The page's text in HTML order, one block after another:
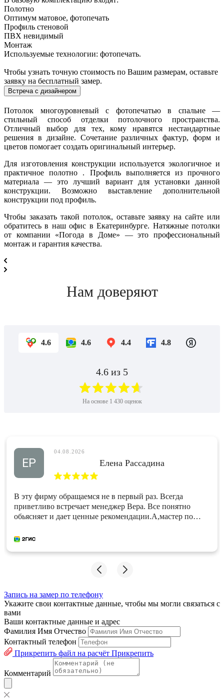
Полотно
Оптимум матовое, фотопечать
Профиль стеновой
ПВХ невидимый
Монтаж
Используемые технологии: фотопечать.
Чтобы узнать точную стоимость по Вашим размерам, оставьте
заявку на бесплатный замер.
Встреча с дизайнером
Потолок многоуровневый с фотопечатью в спальне —
стильный способ отделки потолочного пространства.
Отличный выбор для тех, кому нравятся нестандартные
решения в дизайне. Сочетание различных фактур, форм и
цветов помогает создать оригинальный интерьер.
Для изготовления конструкции используется экологичное и
практичное полотно . Профиль выполняется из прочного
материала — это лучший вариант для установки данной
конструкции. Возможно выставление дополнительной
конструкции под профиль.
Чтобы заказать такой потолок, оставьте заявку на сайте или
обратитесь в наш офис в Екатеринбурге. Натяжные потолки
от компании «Погода в Доме» — это профессиональный
монтаж и гарантия качества.
Нам доверяют
4.6 4.6 4.4 4.8
4.6 из 5
На основе 1 430оценок
ЕР
04.08.2026
Елена Рассадина
В эту фирму обращаемся не в первый раз. Всегда
приветливо встречает менеджер Вера. Все понятно
обьясняет и дает ценные рекомендации.А,мастер по
быстро и качественно. Однозначно, рекомендую!
Запись на замер по телефону
Укажите свои контактные данные, чтобы мы могли связаться с
вами
Ваши контактные данные и адрес
Фамилия Имя Отчество
Контактный телефон
Прикрепить файл на расчёт Прикрепить
Комментарий